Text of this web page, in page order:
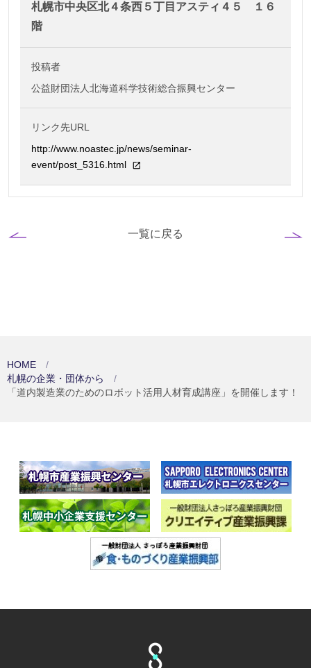
札幌市中央区北４条西５丁目アスティ４５ １６
階
投稿者
公益財団法人北海道科学技術総合振興センター
リンク先URL
http://www.noastec.jp/news/seminar-
event/post_5316.html
一覧に戻る
HOME
札幌の企業・団体から
「道内製造業のためのロボット活用人材育成講座」を開催します！